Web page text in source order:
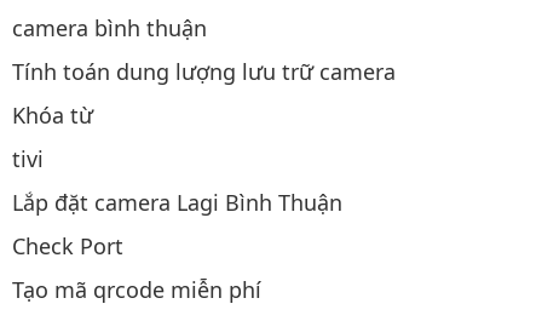
camera bình thuận
Tính toán dung lượng lưu trữ camera
Khóa từ
tivi
Lắp đặt camera Lagi Bình Thuận
Check Port
Tạo mã qrcode miễn phí